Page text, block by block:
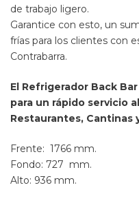
de trabajo ligero.
Garantice con esto, un
frías para los clientes con
Contrabarra.
El Refrigerador Back
para un rápido servicio
Restaurantes, Cantinas
Frente: 1766 mm.
Fondo: 727 mm.
Alto: 936 mm.